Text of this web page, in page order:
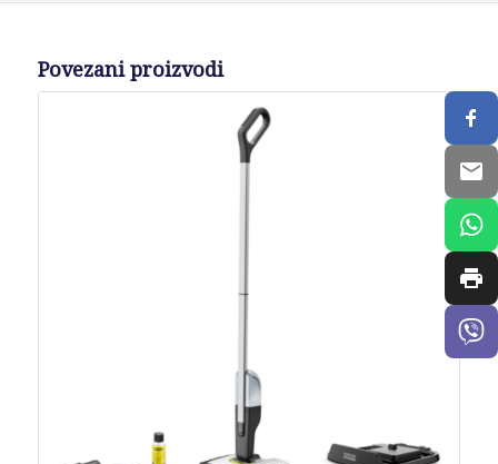
Povezani proizvodi